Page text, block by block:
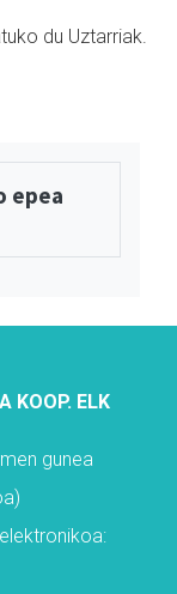
du Uztarriak.
epea
KOOP. ELK
gunea